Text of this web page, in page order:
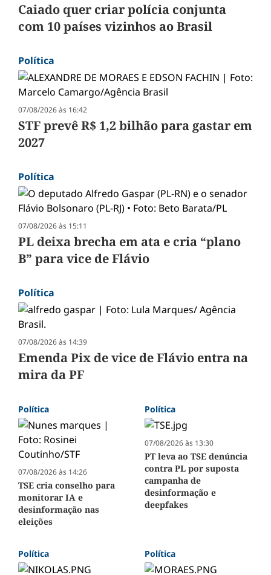
Caiado quer criar polícia conjunta
com 10 países vizinhos ao Brasil
Política
07/08/2026 às 16:42
STF prevê R$ 1,2 bilhão para gastar em
2027
Política
07/08/2026 às 15:11
PL deixa brecha em ata e cria “plano
B” para vice de Flávio
Política
07/08/2026 às 14:39
Emenda Pix de vice de Flávio entra na
mira da PF
Política
07/08/2026 às 14:26
TSE cria conselho para
monitorar IA e
desinformação nas
eleições
Política
07/08/2026 às 13:30
PT leva ao TSE denúncia
contra PL por suposta
campanha de
desinformação e
deepfakes
Política Política